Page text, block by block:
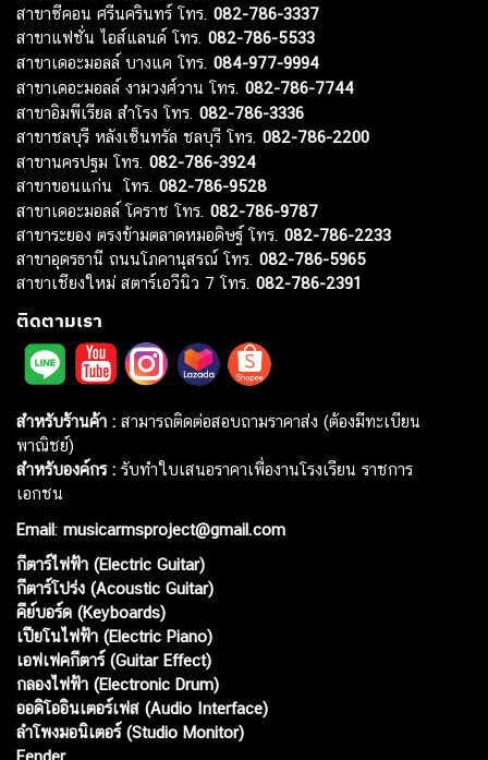
สาขาซีคอน ศรีนครินทร์ โทร. 082-786-3337
สาขาแฟชั่น ไอส์แลนด์ โทร. 082-786-5533
สาขาเดอะมอลล์ บางแค โทร. 084-977-9994
สาขาเดอะมอลล์ งามวงศ์วาน โทร. 082-786-7744
สาขาอิมพีเรียล สำโรง โทร. 082-786-3336
สาขาชลบุรี หลังเซ็นทรัล ชลบุรี โทร. 082-786-2200
สาขานครปฐม โทร. 082-786-3924
สาขาขอนแก่น โทร. 082-786-9528
สาขาเดอะมอลล์ โคราช โทร. 082-786-9787
สาขาระยอง ตรงข้ามตลาดหมอดิษฐ์ โทร. 082-786-2233
สาขาอุดรธานี ถนนโภคานุสรณ์ โทร. 082-786-5965
สาขาเชียงใหม่ สตาร์เอวีนิว 7 โทร. 082-786-2391
ติดตามเรา
สำหรับร้านค้า : สามารถติดต่อสอบถามราคาส่ง (ต้องมีทะเบียน
พาณิชย์)
สำหรับองค์กร : รับทำใบเสนอราคาเพื่องานโรงเรียน ราชการ
เอกชน
Email: musicarmsproject@gmail.com
กีตาร์ไฟฟ้า (Electric Guitar)
กีตาร์โปร่ง (Acoustic Guitar)
คีย์บอร์ด (Keyboards)
เปียโนไฟฟ้า (Electric Piano)
เอฟเฟคกีตาร์ (Guitar Effect)
กลองไฟฟ้า (Electronic Drum)
ออดิโออินเตอร์เฟส (Audio Interface)
ลำโพงมอนิเตอร์ (Studio Monitor)